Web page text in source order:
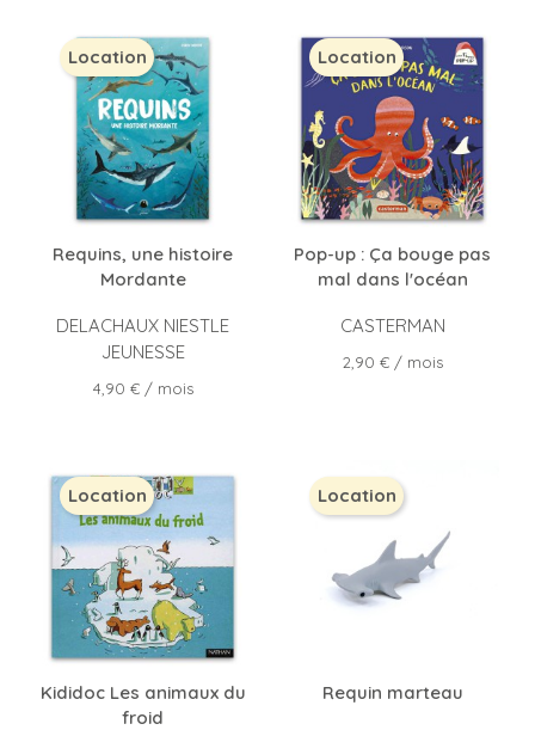
Requins, une histoire
Mordante
DELACHAUX NIESTLE
JEUNESSE
Prix
4,90 €/ mois
Location
Pop-up : Ça bouge pas
mal dans l'océan
CASTERMAN
Prix
2,90 €/ mois
Location
Kididoc Les animaux du
froid
Location
Requin marteau
Location